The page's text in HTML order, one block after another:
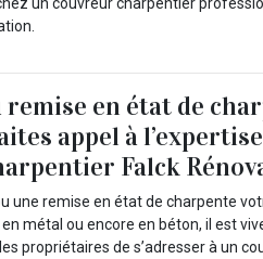
en état de
appel à
Falck
une remise en état de charpente
métal ou encore en béton, il est
propriétaires de s’adresser à un